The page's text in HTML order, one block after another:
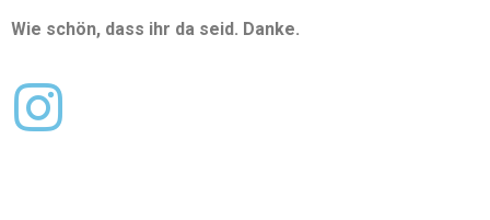
Wie schön, dass ihr da seid. Danke.